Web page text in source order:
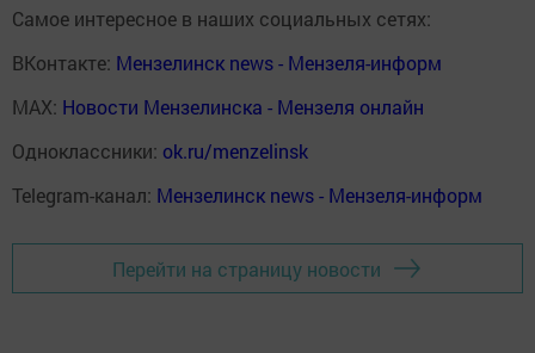
Самое интересное в наших социальных сетях:
ВКонтакте: Мензелинск news - Мензеля-информ
MAX: Новости Мензелинска - Мензеля онлайн
Одноклассники: ok.ru/menzelinsk
Telegram-канал: Мензелинск news - Мензеля-информ
Перейти на страницу новости